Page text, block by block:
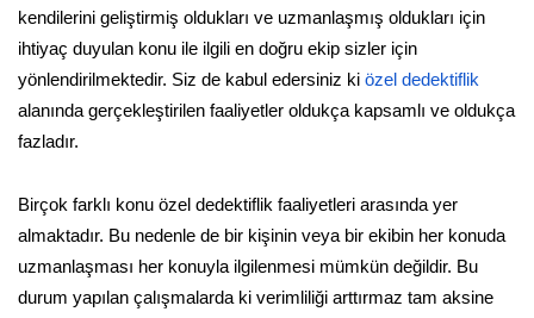
kendilerini geliştirmiş oldukları ve uzmanlaşmış oldukları için
ihtiyaç duyulan konu ile ilgili en doğru ekip sizler için
yönlendirilmektedir. Siz de kabul edersiniz ki özel dedektiflik
alanında gerçekleştirilen faaliyetler oldukça kapsamlı ve oldukça
fazladır.
Birçok farklı konu özel dedektiflik faaliyetleri arasında yer
almaktadır. Bu nedenle de bir kişinin veya bir ekibin her konuda
uzmanlaşması her konuyla ilgilenmesi mümkün değildir. Bu
durum yapılan çalışmalarda ki verimliliği arttırmaz tam aksine